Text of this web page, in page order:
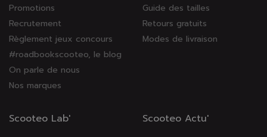
Promotions
Recrutement
Règlement jeux concours
#roadbookscooteo, le blog
On parle de nous
Nos marques
Guide des tailles
Retours gratuits
Modes de livraison
Scooteo Lab' Scooteo Actu'